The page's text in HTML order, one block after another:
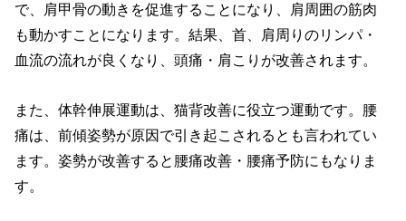
で、肩甲骨の動きを促進することになり、肩周囲の筋肉
も動かすことになります。結果、首、肩周りのリンパ・
血流の流れが良くなり、頭痛・肩こりが改善されます。
また、体幹伸展運動は、猫背改善に役立つ運動です。腰
痛は、前傾姿勢が原因で引き起こされるとも言われてい
ます。姿勢が改善すると腰痛改善・腰痛予防にもなりま
す。